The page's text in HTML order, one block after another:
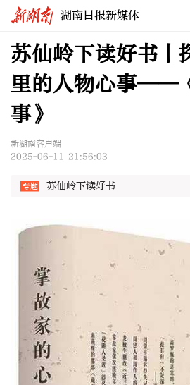
湖南日报新媒体
苏仙岭下读好书丨
里的人物心事——
事》
新湖南客户端
2025-06-11 21:56:03
苏仙岭下读好书